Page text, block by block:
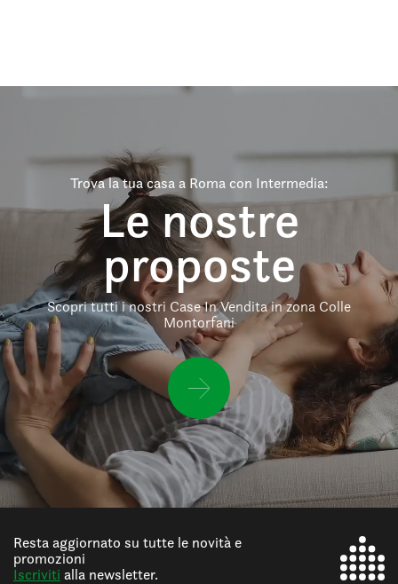
Trova la tua casa a Roma con Intermedia:
Le nostre
proposte
Scopri tutti i nostri Case In Vendita in zona Colle
Montorfani
Resta aggiornato su tutte le novità e
promozioni
Iscriviti alla newsletter.